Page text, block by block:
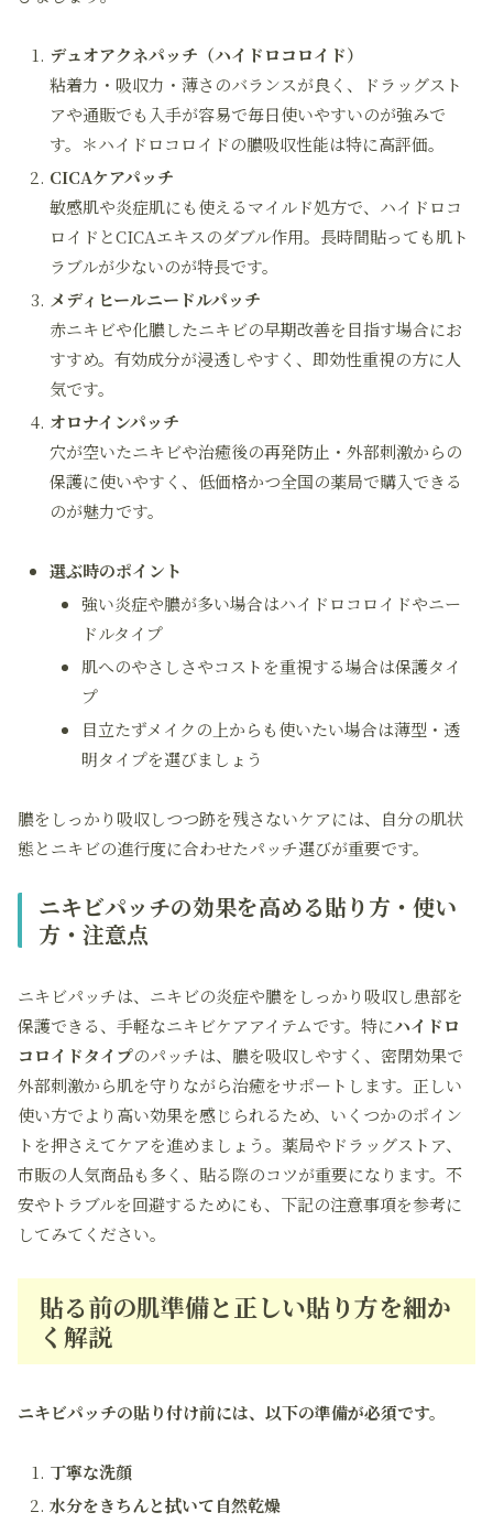
デュオアクネパッチ（ハイドロコロイド）
粘着力・吸収力・薄さのバランスが良く、ドラッグスト
アや通販でも入手が容易で毎日使いやすいのが強みで
す。＊ハイドロコロイドの膿吸収性能は特に高評価。
CICAケアパッチ
敏感肌や炎症肌にも使えるマイルド処方で、ハイドロコ
ロイドとCICAエキスのダブル作用。長時間貼っても肌ト
ラブルが少ないのが特長です。
メディヒールニードルパッチ
赤ニキビや化膿したニキビの早期改善を目指す場合にお
すすめ。有効成分が浸透しやすく、即効性重視の方に人
気です。
オロナインパッチ
穴が空いたニキビや治癒後の再発防止・外部刺激からの
保護に使いやすく、低価格かつ全国の薬局で購入できる
のが魅力です。
選ぶ時のポイント
強い炎症や膿が多い場合はハイドロコロイドやニー
ドルタイプ
肌へのやさしさやコストを重視する場合は保護タイ
プ
目立たずメイクの上からも使いたい場合は薄型・透
明タイプを選びましょう
膿をしっかり吸収しつつ跡を残さないケアには、自分の肌状
態とニキビの進行度に合わせたパッチ選びが重要です。
ニキビパッチの効果を高める貼り方・使い
方・注意点
ニキビパッチは、ニキビの炎症や膿をしっかり吸収し患部を
保護できる、手軽なニキビケアアイテムです。特にハイドロ
コロイドタイプのパッチは、膿を吸収しやすく、密閉効果で
外部刺激から肌を守りながら治癒をサポートします。正しい
使い方でより高い効果を感じられるため、いくつかのポイン
トを押さえてケアを進めましょう。薬局やドラッグストア、
市販の人気商品も多く、貼る際のコツが重要になります。不
安やトラブルを回避するためにも、下記の注意事項を参考に
してみてください。
貼る前の肌準備と正しい貼り方を細か
く解説
ニキビパッチの貼り付け前には、以下の準備が必須です。
丁寧な洗顔
水分をきちんと拭いて自然乾燥